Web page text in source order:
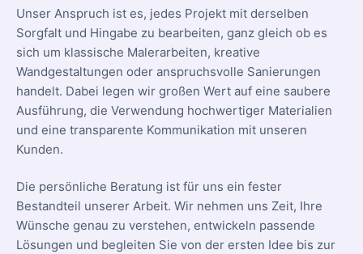
Unser Anspruch ist es, jedes Projekt mit derselben
Sorgfalt und Hingabe zu bearbeiten, ganz gleich ob es
sich um klassische Malerarbeiten, kreative
Wandgestaltungen oder anspruchsvolle Sanierungen
handelt. Dabei legen wir großen Wert auf eine saubere
Ausführung, die Verwendung hochwertiger Materialien
und eine transparente Kommunikation mit unseren
Kunden.
Die persönliche Beratung ist für uns ein fester
Bestandteil unserer Arbeit. Wir nehmen uns Zeit, Ihre
Wünsche genau zu verstehen, entwickeln passende
Lösungen und begleiten Sie von der ersten Idee bis zur